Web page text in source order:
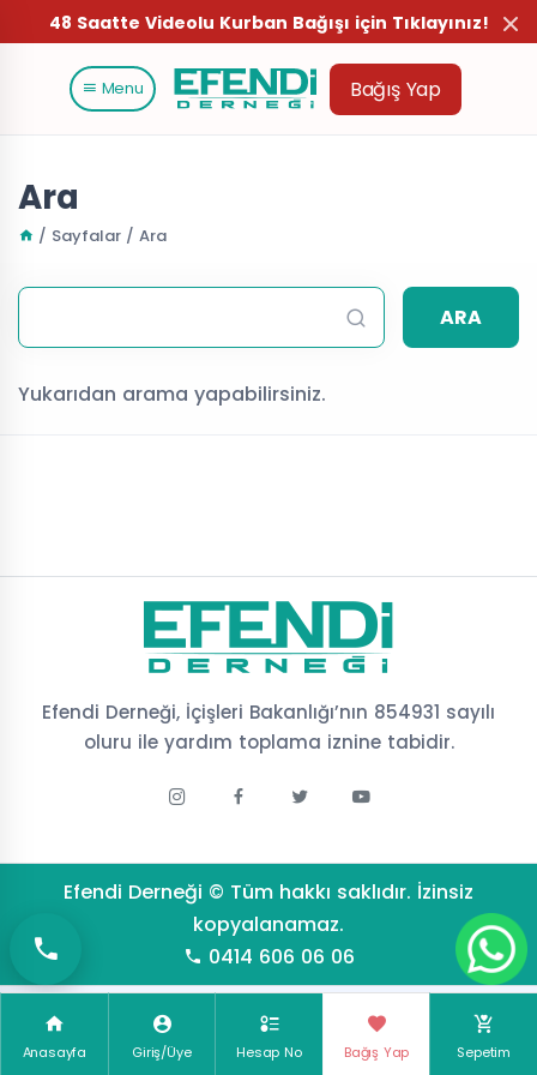
48 Saatte Videolu Kurban Bağışı için Tıklayınız!
Menu Bağış Yap
Ara
/ Sayfalar / Ara
ARA
Yukarıdan arama yapabilirsiniz.
Anasayfa Giriş/Üye Hesap No Bağış Yap Sepetim
Efendi Derneği, İçişleri Bakanlığı’nın 854931 sayılı
oluru ile yardım toplama iznine tabidir.
Efendi Derneği © Tüm hakkı saklıdır. İzinsiz
kopyalanamaz.
0414 606 06 06
Bu site altyapısı ile hazırlanmıştır.